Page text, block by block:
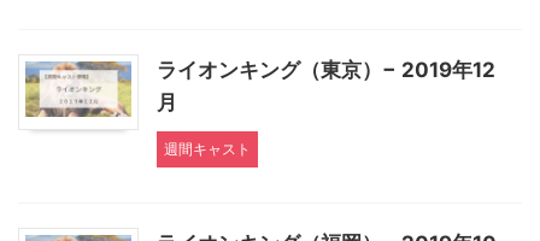
ライオンキング（東京）− 2019年12
月
週間キャスト